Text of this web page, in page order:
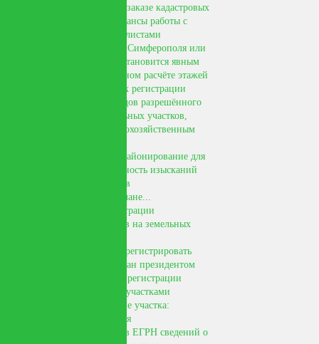
Что нужно знать при заказе кадастровых
работ: виды услуг, нюансы работы с
кадастровыми специалистами
Рекордные самострои Симферополя или
всё тайное однажды становится явным
Россреестр о правильном расчёте этажей
объектов ИЖС при их регистрации
Запрет изменения видов разрешённого
использования земельных участков,
относящихся к сельскохозяйственным
Сейсмическое микрорайонирование для
проектирования: важность изысканий
Опять о ГПЗУ и дате в
градостроительном плане...
Новые правила регистрации
построенных объектов на земельных
Закон, обязывающий регистрировать
частные дома, подписан президентом
Изменения в порядке регистрации
сделок с земельными участками
Как сделать межевание участка:
пошаговая инструкция
О важности наличия в ЕГРН сведений о